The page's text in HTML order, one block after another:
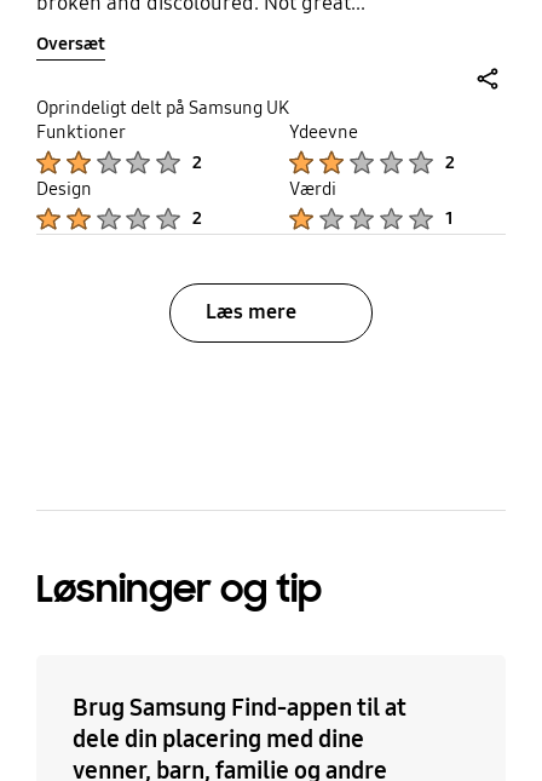
Oversæt
Oprindeligt delt på Samsung UK
Funktioner
2
Ydeevne
2
Design
2
Værdi
1
Læs mere
Løsninger og tip
Brug Samsung Find-appen til at
dele din placering med dine
venner, barn, familie og andre